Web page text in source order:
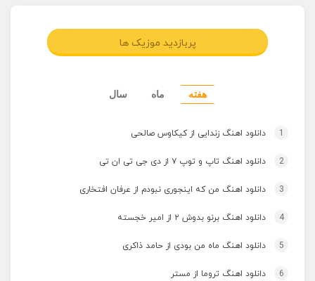
پربازدید موزیک ها
هفته ماه سال
1 دانلود اهنگ زندایی از کیکاوس صالحی
2 دانلود اهنگ تاپ و توپ ۷ از دی جی تی ان تی
3 دانلود اهنگ من که اینجوری نبودم از عرفان افتخاری
4 دانلود اهنگ برنو بدوش ۲ از امیر خجسته
5 دانلود اهنگ ماه من بودی از حامد ذاکری
6 دانلود اهنگ تروما از مستر